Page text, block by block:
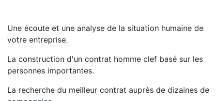
Une écoute et une analyse de la situation humaine de
votre entreprise.
La construction d'un contrat homme clef basé sur les
personnes importantes.
La recherche du meilleur contrat auprès de dizaines de